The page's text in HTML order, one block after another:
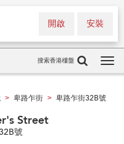
安裝
開啟
搜索香港樓盤
> 卑路乍街 > 卑路乍街32B號
Street
號